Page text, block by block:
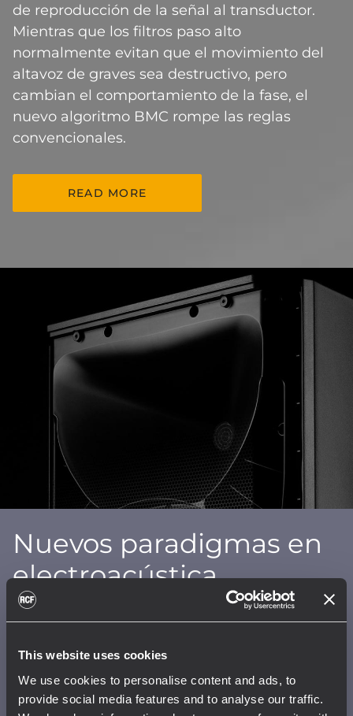
This website uses cookies
We use cookies to personalise content and ads, to
provide social media features and to analyse our traffic.
de reproducción de la señal al transductor.
Mientras que los filtros paso alto
normalmente evitan que el movimiento del
altavoz de graves sea destructivo, pero
cambian el comportamiento de la fase, el
nuevo algoritmo BMC rompe las reglas
convencionales.
READ MORE
Nuevos paradigmas en
electroacústica
El diseño avanzado del ART9 se encuentra en
de ondas True Resistive es el resultado de
varias mejoras en el diseño tanto de los
transductores como de los puertos de